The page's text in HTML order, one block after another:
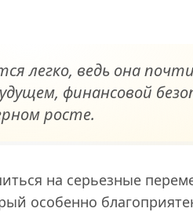
легко, ведь она
финансовой
росте.
на серьезные
особенно